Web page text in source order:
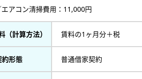
アコン清掃費用：11,000円
（計算方法） 賃料の1ヶ月分＋税
約形態 普通借家契約